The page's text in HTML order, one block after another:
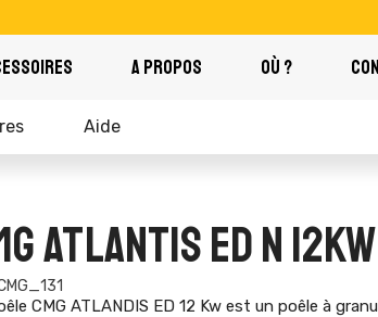
A PROPOS OÙ ?
Aide
ATLANTIS ED N
CMG ATLANDIS ED 12 Kw est un poêle à